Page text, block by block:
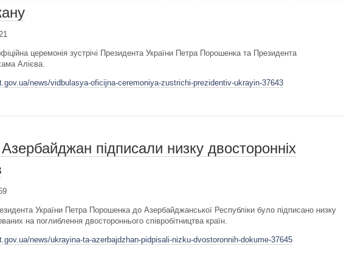
церемонія зустрічі Президента України Петра Порошенка та Президента
Алієва.
news/vidbulasya-oficijna-ceremoniya-zustrichi-prezidentiv-ukrayin-37643
підписали низку двосторонніх
України Петра Порошенка до Азербайджанської Республіки було підписано низку
на поглиблення двостороннього співробітництва країн.
news/ukrayina-ta-azerbajdzhan-pidpisali-nizku-dvostoronnih-dokume-37645